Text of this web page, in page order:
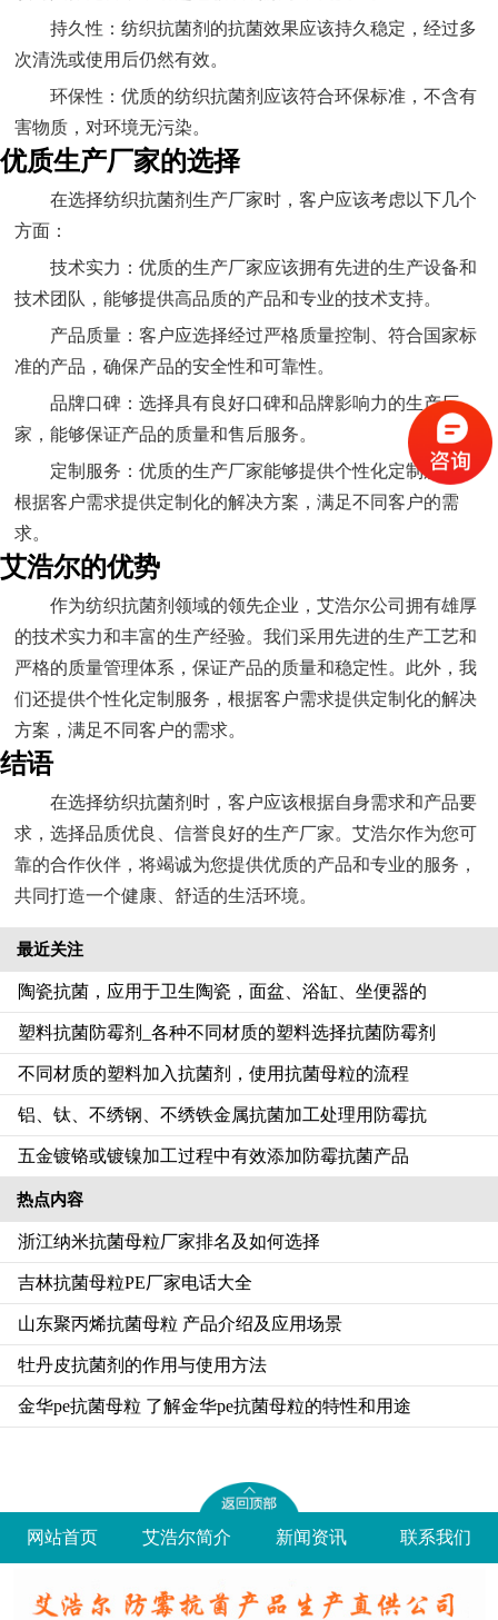
持久性：纺织抗菌剂的抗菌效果应该持久稳定，经过多
次清洗或使用后仍然有效。
环保性：优质的纺织抗菌剂应该符合环保标准，不含有
害物质，对环境无污染。
优质生产厂家的选择
在选择纺织抗菌剂生产厂家时，客户应该考虑以下几个
方面：
技术实力：优质的生产厂家应该拥有先进的生产设备和
技术团队，能够提供高品质的产品和专业的技术支持。
产品质量：客户应选择经过严格质量控制、符合国家标
准的产品，确保产品的安全性和可靠性。
品牌口碑：选择具有良好口碑和品牌影响力的生产厂
家，能够保证产品的质量和售后服务。
定制服务：优质的生产厂家能够提供个性化定制服务，
根据客户需求提供定制化的解决方案，满足不同客户的需
求。
艾浩尔的优势
作为纺织抗菌剂领域的领先企业，艾浩尔公司拥有雄厚
的技术实力和丰富的生产经验。我们采用先进的生产工艺和
严格的质量管理体系，保证产品的质量和稳定性。此外，我
们还提供个性化定制服务，根据客户需求提供定制化的解决
方案，满足不同客户的需求。
结语
在选择纺织抗菌剂时，客户应该根据自身需求和产品要
求，选择品质优良、信誉良好的生产厂家。艾浩尔作为您可
靠的合作伙伴，将竭诚为您提供优质的产品和专业的服务，
共同打造一个健康、舒适的生活环境。
最近关注
陶瓷抗菌，应用于卫生陶瓷，面盆、浴缸、坐便器的
塑料抗菌防霉剂_各种不同材质的塑料选择抗菌防霉剂
不同材质的塑料加入抗菌剂，使用抗菌母粒的流程‌
铝、钛、不绣钢、不绣铁金属抗菌加工处理用防霉抗
五金镀铬或镀镍加工过程中有效添加防霉抗菌产品
热点内容
浙江纳米抗菌母粒厂家排名及如何选择
吉林抗菌母粒PE厂家电话大全
山东聚丙烯抗菌母粒 产品介绍及应用场景
牡丹皮抗菌剂的作用与使用方法
金华pe抗菌母粒 了解金华pe抗菌母粒的特性和用途
网站首页 艾浩尔简介 新闻资讯 联系我们